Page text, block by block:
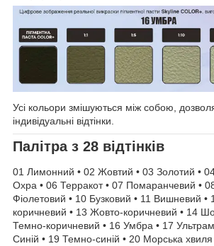
Усі кольори змішуються між собою,
індивідуальні відтінки.
Палітра з 28 відтінків
01 Лимонний • 02 Жовтий • 03 Золотий •
Охра • 06 Терракот • 07 Помаранчевий •
Фіолетовий • 10 Бузковий • 11 Вишневий •
коричневий • 13 Жовто-коричневий • 14
Темно-коричневий • 16 Умбра • 17
Синій • 19 Темно-синій • 20 Морська